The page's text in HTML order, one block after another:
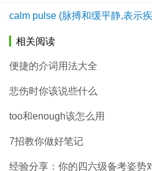
calm pulse (脉搏和缓平静,表示
相关阅读
便捷的介词用法大全
悲伤时你该说些什么
too和enough该怎么用
7招教你做好笔记
经验分享：你的四六级备考姿势